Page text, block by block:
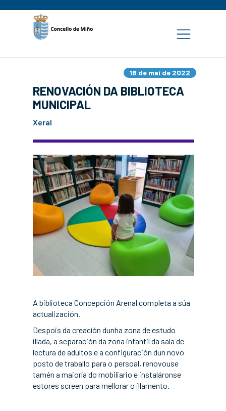
18 de mai de 2022
RENOVACIÓN DA BIBLIOTECA
MUNICIPAL
Xeral
A biblioteca Concepción Arenal completa a súa
actualización.
Despois da creacíón dunha zona de estudo
illada, a separación da zona infantil da sala de
lectura de adultos e a configuración dun novo
posto de traballo para o persoal, renovouse
tamén a maioría do mobiliario e instaláronse
estores screen para mellorar o illamento.